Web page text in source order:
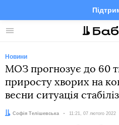
Меню Facebook
Новини
МОЗ прогнозує до 60
приросту хворих на
весни ситуація
Автор:
Софія Телішевська Дата:
11:21, 07 лютого 2022